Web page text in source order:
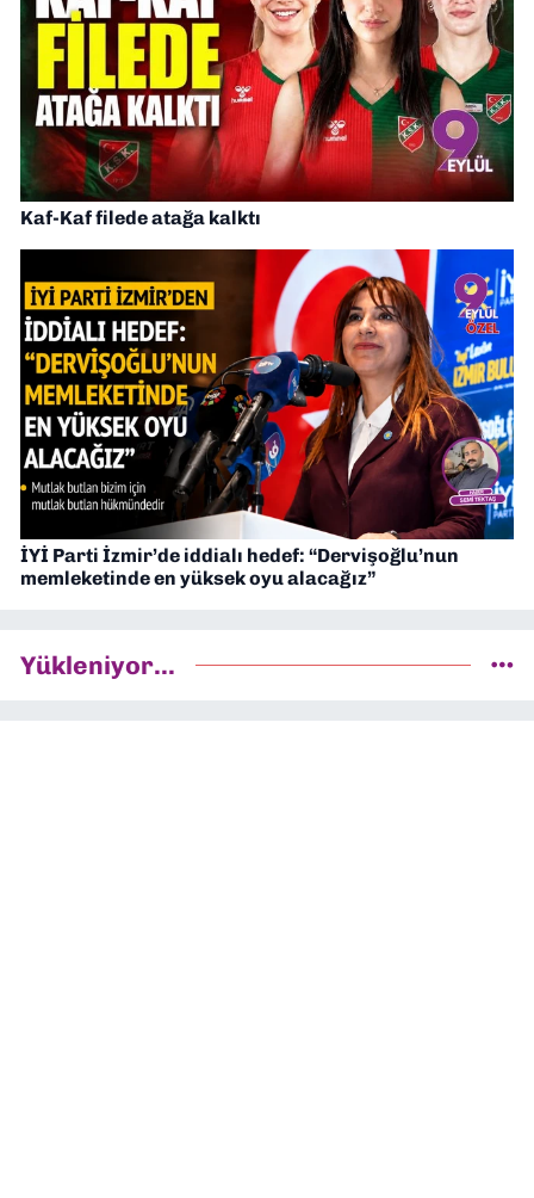
Kaf-Kaf filede atağa kalktı
İYİ Parti İzmir’de iddialı hedef: “Dervişoğlu’nun
memleketinde en yüksek oyu alacağız”
Yükleniyor...